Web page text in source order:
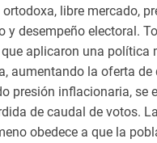
libre mercado,
y desempeño electoral.
aplicaron una política
aumentando la oferta de
presión inflacionaria, se
de caudal de votos.
obedece a que la